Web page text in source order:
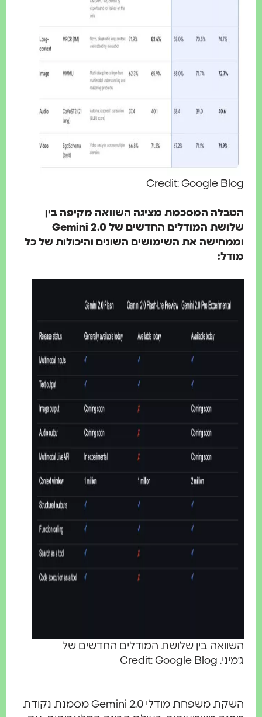
Credit: Google Blog
הטבלה המסכמת מציגה השוואה מקיפה בין
שלושת המודלים החדשים של Gemini 2.0
וממחישה את השימושים השונים והיכולות של כל
מודל:
השוואה בין שלושת המודלים החדשים של
ג׳מיני. Credit: Google Blog
השקת משפחת מודלי Gemini 2.0 מסמנת נקודת